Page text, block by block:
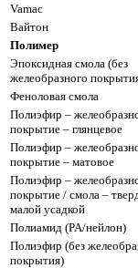
Vamac
Вайтон
Полимер
Эпоксидная смола (без
желеобразного
Феноловая смола
Полиэфир –
покрытие – глянцевое
Полиэфир –
покрытие – матовое
Полиэфир –
покрытие / смола –
малой усадкой
Полиамид (PA/нейлон)
Полиэфир (без
покрытия)